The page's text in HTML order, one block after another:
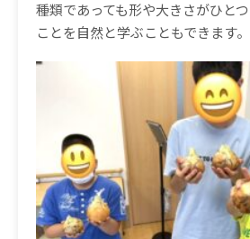
種類であっても形や大きさがひと
ことを自然と学ぶこともできます。